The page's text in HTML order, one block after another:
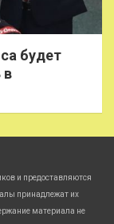
будет
в
и предоставляются
принадлежат их
материала не